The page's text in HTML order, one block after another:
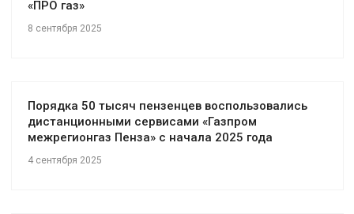
«ПРО газ»
8 сентября 2025
Порядка 50 тысяч пензенцев воспользовались
дистанционными сервисами «Газпром
межрегионгаз Пенза» с начала 2025 года
4 сентября 2025